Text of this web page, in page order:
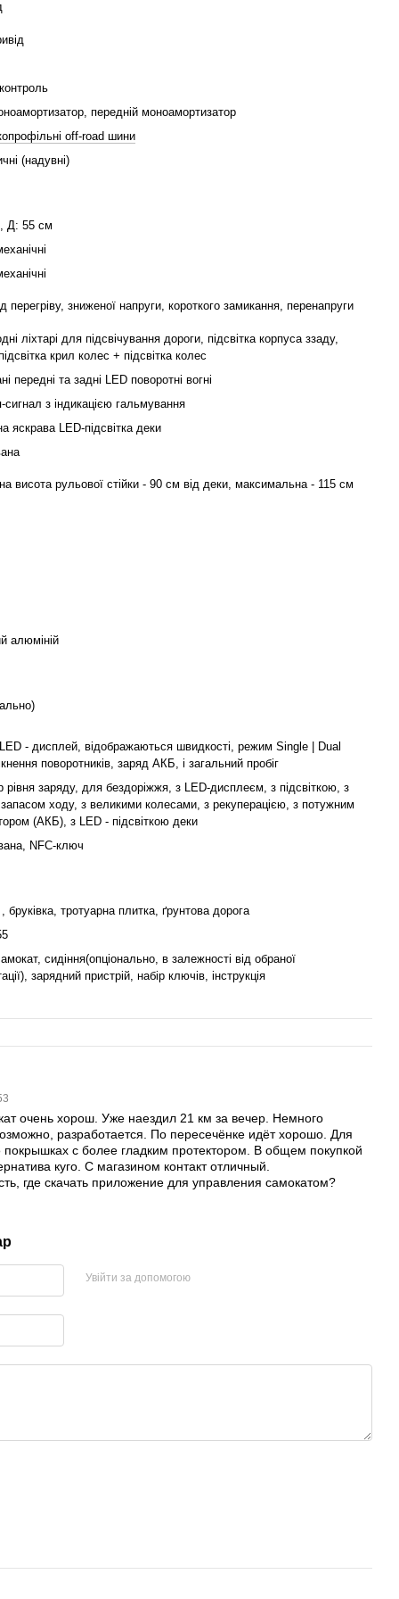
передній моноамортизатор
оff-road шини
(надувні)
Д: 55 см
перегріву, зниженої напруги, короткого замикання, перенапруги
ліхтарі для підсвічування дороги, підсвітка корпуса ззаду,
крил колес + підсвітка колес
передні та задні LED поворотні вогні
сигнал з індикацією гальмування
яскрава LED-підсвітка деки
висота рульової стійки - 90 см від деки, максимальна - 115 см
алюміній
- дисплей, відображаються швидкості, режим Single | Dual
поворотників, заряд АКБ, і загальний пробіг
рівня заряду, для бездоріжжя, з LED-дисплеєм, з підсвіткою, з
ходу, з великими колесами, з рекуперацією, з потужним
(АКБ), з LED - підсвіткою деки
NFC-ключ
бруківка, тротуарна плитка, ґрунтова дорога
сидіння(опціонально, в залежності від обраної
зарядний пристрій, набір ключів, інструкція
очень хорош. Уже наездил 21 км за вечер. Немного
разработается. По пересечёнке идёт хорошо. Для
покрышках с более гладким протектором. В общем покупкой
куго. С магазином контакт отличный.
где скачать приложение для управления самокатом?
Увійти за допомогою